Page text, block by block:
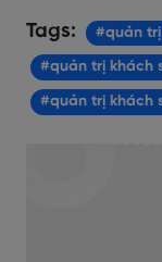
Tags: #quản
#quản trị khách
#quản trị khách